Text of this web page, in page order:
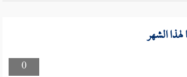
لهذا الشهر
0